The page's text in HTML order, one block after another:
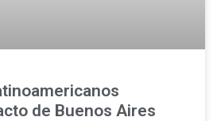
de Buenos Aires